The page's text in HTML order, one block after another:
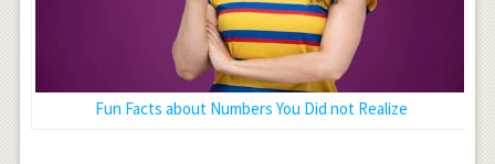
Fun Facts about Numbers You Did not Realize